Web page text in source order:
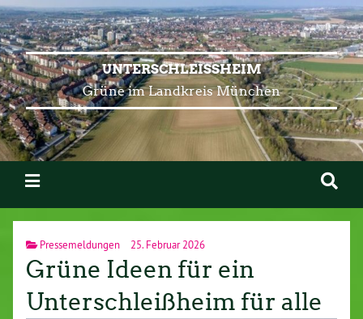
UNTERSCHLEISSHEIM
Grüne im Landkreis München
Pressemeldungen 25. Februar 2026
Grüne Ideen für ein
Unterschleißheim für alle